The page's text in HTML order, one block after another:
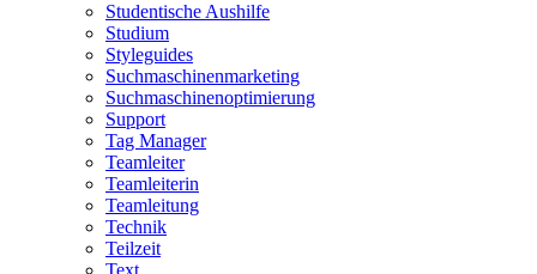
Studentische Aushilfe
Studium
Styleguides
Suchmaschinenmarketing
Suchmaschinenoptimierung
Support
Tag Manager
Teamleiter
Teamleiterin
Teamleitung
Technik
Teilzeit